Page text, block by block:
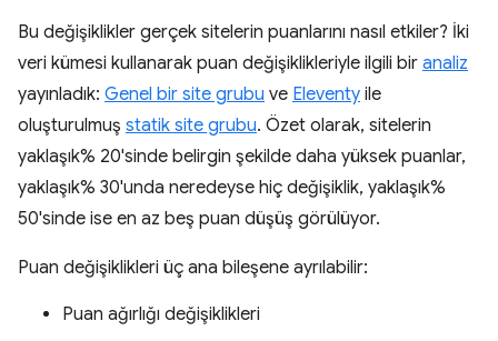
Bu değişiklikler gerçek sitelerin puanlarını nasıl etkiler? İki
veri kümesi kullanarak puan değişiklikleriyle ilgili bir analiz
yayınladık: Genel bir site grubu ve Eleventy ile
oluşturulmuş statik site grubu. Özet olarak, sitelerin
yaklaşık% 20'sinde belirgin şekilde daha yüksek puanlar,
yaklaşık% 30'unda neredeyse hiç değişiklik, yaklaşık%
50'sinde ise en az beş puan düşüş görülüyor.
Puan değişiklikleri üç ana bileşene ayrılabilir:
Puan ağırlığı değişiklikleri